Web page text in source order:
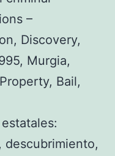
–
Discovery,
Murgia,
Bail,
descubrimiento,